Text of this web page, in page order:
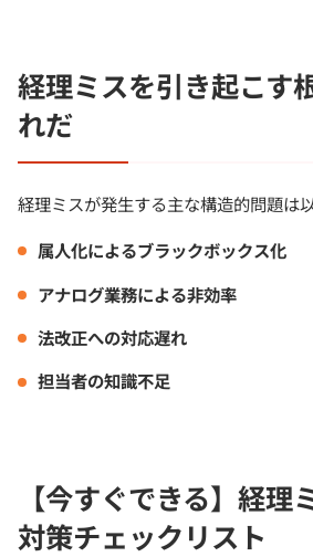
経理ミスを引き起こす
れだ
経理ミスが発生する主な構造的問題は
属人化によるブラックボックス化
アナログ業務による非効率
法改正への対応遅れ
担当者の知識不足
【今すぐできる】経理
対策チェックリスト